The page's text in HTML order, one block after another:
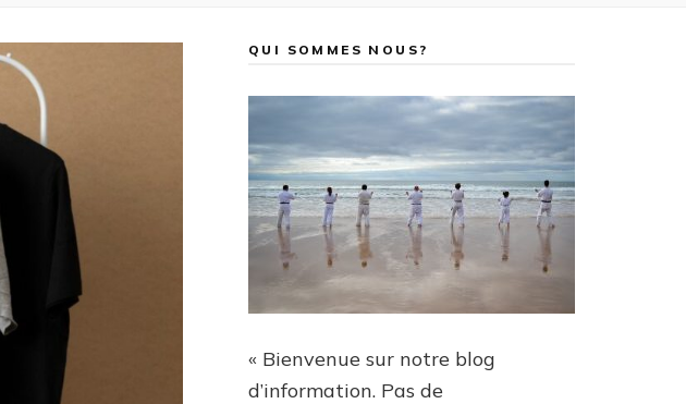
QUI SOMMES NOUS?
« Bienvenue sur notre blog
d’information. Pas de